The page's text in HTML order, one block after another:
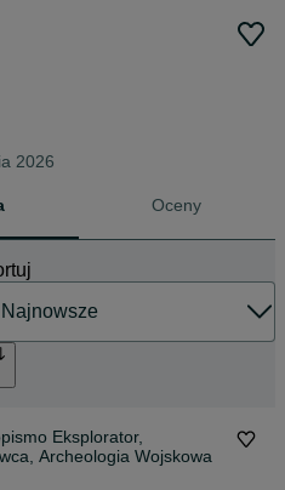
2026
Oceny
Eksplorator,
Archeologia Wojskowa